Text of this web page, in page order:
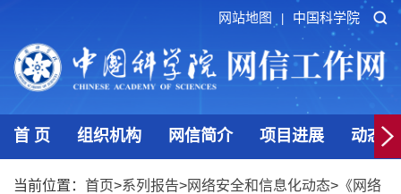
网站地图 中国科学院
首 页 组织机构 网信简介 项目进展 动态
当前位置： 首页>系列报告>网络安全和信息化动态> 《网络